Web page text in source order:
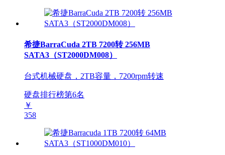
希捷BarraCuda 2TB 7200转 256MB
SATA3（ST2000DM008）
台式机械硬盘，2TB容量，7200rpm转速
硬盘排行榜第6名
￥
358